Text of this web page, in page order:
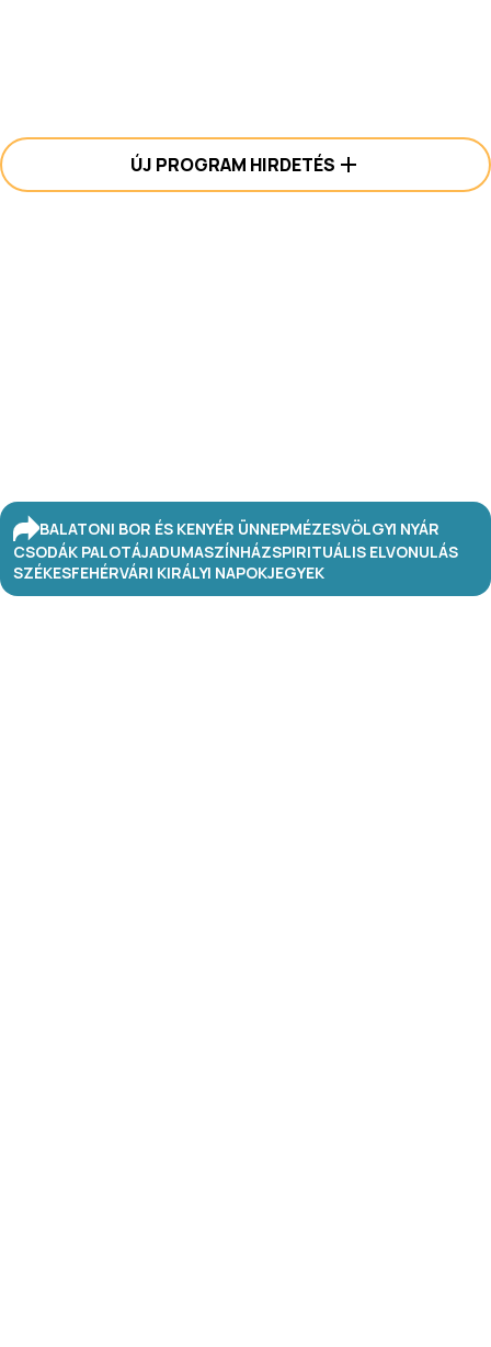
ÚJ PROGRAM HIRDETÉS
BALATONI BOR ÉS KENYÉR ÜNNEPMÉZESVÖLGYI NYÁR
CSODÁK PALOTÁJADUMASZÍNHÁZSPIRITUÁLIS ELVONULÁS
SZÉKESFEHÉRVÁRI KIRÁLYI NAPOKJEGYEK